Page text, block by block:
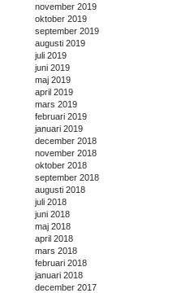
november 2019
oktober 2019
september 2019
augusti 2019
juli 2019
juni 2019
maj 2019
april 2019
mars 2019
februari 2019
januari 2019
december 2018
november 2018
oktober 2018
september 2018
augusti 2018
juli 2018
juni 2018
maj 2018
april 2018
mars 2018
februari 2018
januari 2018
december 2017